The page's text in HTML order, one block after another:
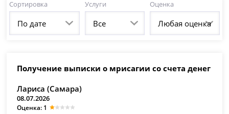
Сортировка
По дате
Услуги
Все
Оценка
Любая оценка
Получение выписки о мрисагии со счета денег
Лариса (Самара)
08.07.2026
Оценка: 1